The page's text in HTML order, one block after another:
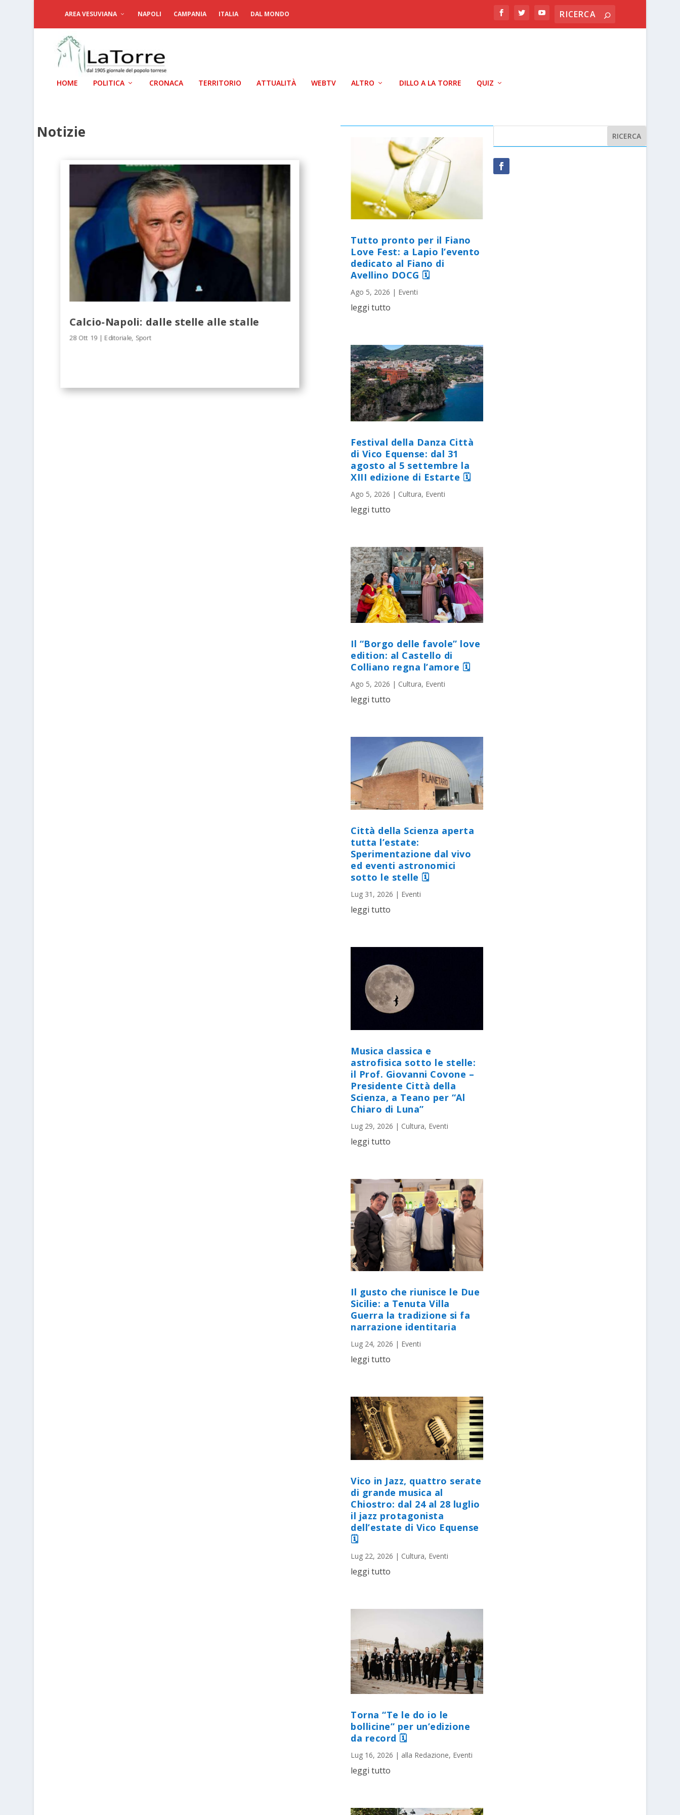
AREA VESUVIANA NAPOLI CAMPANIA ITALIA DAL MONDO
HOME POLITICA CRONACA TERRITORIO ATTUALITÀ WEBTV ALTRO DILLO A LA TORRE QUIZ
Notizie
Calcio-Napoli: dalle stelle alle stalle
28 Ott 19| Editoriale, Sport
Tutto pronto per il Fiano
Love Fest: a Lapio l’evento
dedicato al Fiano di
Avellino DOCG 🗓
Ago 5, 2026 | Eventi
leggi tutto
Festival della Danza Città
di Vico Equense: dal 31
agosto al 5 settembre la
XIII edizione di Estarte 🗓
Ago 5, 2026 | Cultura, Eventi
leggi tutto
Il “Borgo delle favole” love
edition: al Castello di
Colliano regna l’amore 🗓
Ago 5, 2026 | Cultura, Eventi
leggi tutto
Città della Scienza aperta
tutta l’estate:
Sperimentazione dal vivo
ed eventi astronomici
sotto le stelle 🗓
Lug 31, 2026 | Eventi
leggi tutto
Musica classica e
astrofisica sotto le stelle:
il Prof. Giovanni Covone –
Presidente Città della
Scienza, a Teano per “Al
Chiaro di Luna”
Lug 29, 2026 | Cultura, Eventi
leggi tutto
Il gusto che riunisce le Due
Sicilie: a Tenuta Villa
Guerra la tradizione si fa
narrazione identitaria
Lug 24, 2026 | Eventi
leggi tutto
Vico in Jazz, quattro serate
di grande musica al
Chiostro: dal 24 al 28 luglio
il jazz protagonista
dell’estate di Vico Equense
🗓
Lug 22, 2026 | Cultura, Eventi
leggi tutto
Torna “Te le do io le
bollicine” per un’edizione
da record 🗓
Lug 16, 2026 | alla Redazione, Eventi
leggi tutto